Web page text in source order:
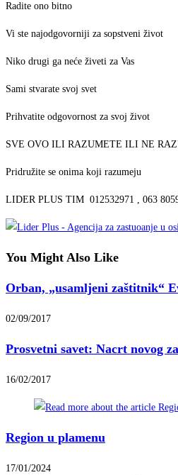
Radite ono bitno
Vi ste najodgovorniji za sopstveni život
Niko drugi ga neće živeti za Vas
Sami stvarate svoj svet
Prihvatite odgovornost za svoj život
SVE OVO ILI RAZUMETE ILI NE
Pridružite se onima koji razumeju
LIDER PLUS TIM 012532971 , 063
You Might Also Like
Orban, „usamljeni zaštitnik“
02/09/2017
Prosvetni savet: Nacrt novog
16/02/2017
Region u plamenu
17/01/2024